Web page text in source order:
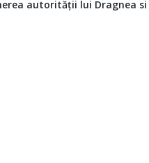
autorității lui Dragnea